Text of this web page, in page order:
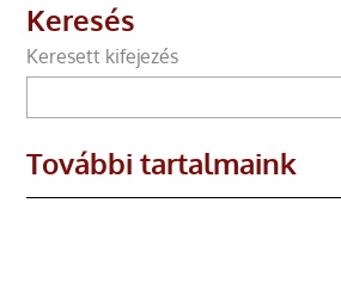
Keresés
Keresett kifejezés
További tartalmaink